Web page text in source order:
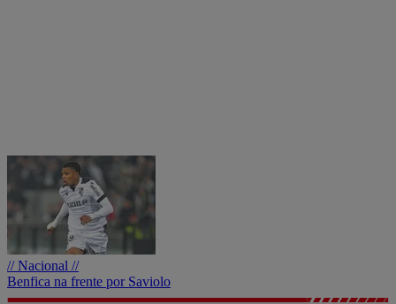
// Nacional //
Benfica na frente por Saviolo